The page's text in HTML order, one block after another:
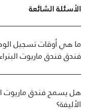
الأسئلة الشائعة
ما هي أوقات تسجيل
فندق فندق ماريوت
هل يسمح فندق ماريوت
الأليفة؟